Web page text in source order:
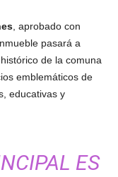
, aprobado con
pasará a
de la comuna
emblemáticos de
educativas y
ES